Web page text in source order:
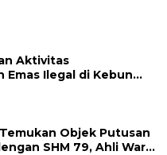
Aktivitas
Emas Ilegal di Kebun
Objek Putusan
SHM 79, Ahli Waris